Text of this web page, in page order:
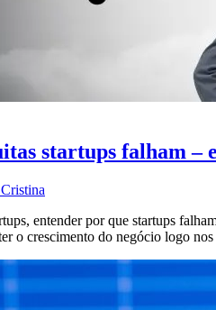
startups falham –
entender por que startups
o crescimento do negócio logo